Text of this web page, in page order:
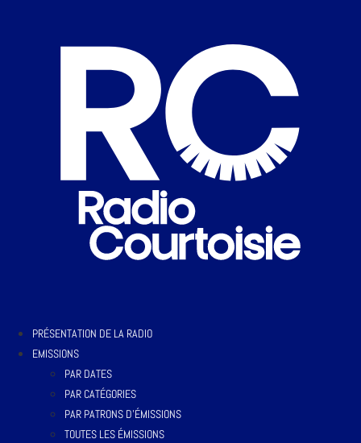
PRÉSENTATION DE LA RADIO
EMISSIONS
PAR DATES
PAR CATÉGORIES
PAR PATRONS D’ÉMISSIONS
TOUTES LES ÉMISSIONS